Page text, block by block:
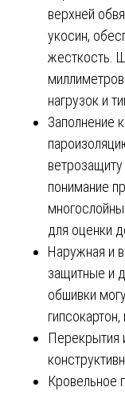
верхней
укосин,
жесткость.
нагрузок и
Заполнение
понимание
для оценки
Наружная и
защитные и
обшивки
гипсокартон,
Перекрытия
Кровельное